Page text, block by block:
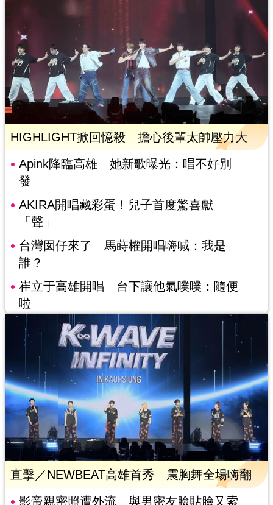
HIGHLIGHT掀回憶殺 擔心後輩太帥壓力大
Apink降臨高雄 她新歌曝光：唱不好別
發
AKIRA開唱藏彩蛋！兒子首度驚喜獻
「聲」
台灣囡仔來了 馬蒔權開唱嗨喊：我是
誰？
崔立于高雄開唱 台下讓他氣噗噗：隨便
啦
直擊／NEWBEAT高雄首秀 震胸舞全場嗨翻
影帝親密照遭外流 與男密友臉貼臉又索